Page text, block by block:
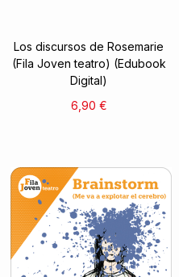
Los discursos de Rosemarie
(Fila Joven teatro) (Edubook
Digital)
6,90 €